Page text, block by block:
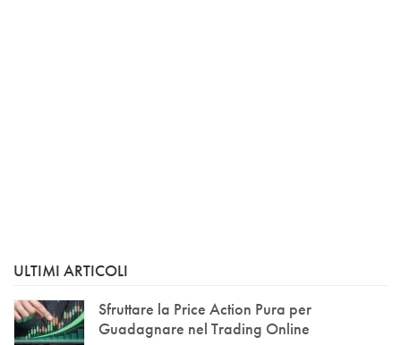
ULTIMI ARTICOLI
Sfruttare la Price Action Pura per
Guadagnare nel Trading Online